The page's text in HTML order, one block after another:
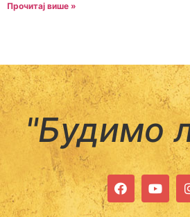
Прочитај више »
"Будимо